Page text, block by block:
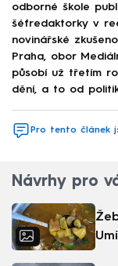
odborné škole
šéfredaktorky v
novinářské
Praha, obor
působí už třetím
dění, a to od
Pro tento článek
Návrhy pro